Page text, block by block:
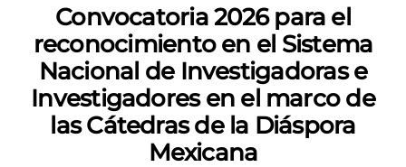
Convocatoria 2026 para el
reconocimiento en el Sistema
Nacional de Investigadoras e
Investigadores en el marco de
las Cátedras de la Diáspora
Mexicana